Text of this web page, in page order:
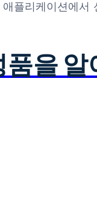
애플리케이션에
품을